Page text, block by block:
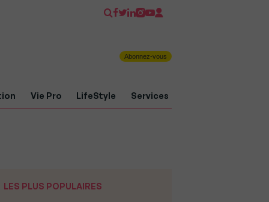
Abonnez-vous
Vie Pro LifeStyle Services
LES PLUS POPULAIRES